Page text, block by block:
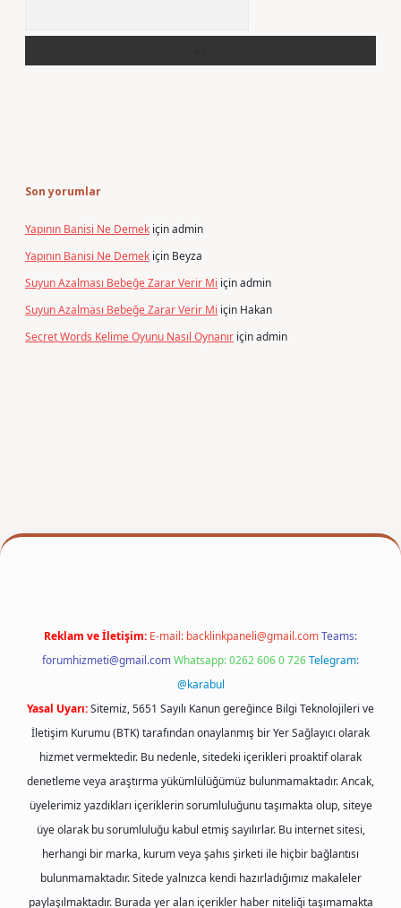
Son yorumlar
Yapının Banisi Ne Demek içinadmin
Yapının Banisi Ne Demek için Beyza
Suyun Azalması Bebeğe Zarar Verir Mi içinadmin
Suyun Azalması Bebeğe Zarar Verir Mi için Hakan
Secret Words Kelime Oyunu Nasıl Oynanır içinadmin
Reklam ve İletişim: E-mail: backlinkpaneli@gmail.comTeams:
forumhizmeti@gmail.comWhatsapp: 0262 606 0 726Telegram:
@karabul
Yasal Uyarı:Sitemiz, 5651 Sayılı Kanun gereğince Bilgi Teknolojileri ve
İletişim Kurumu (BTK) tarafından onaylanmış bir Yer Sağlayıcı olarak
hizmet vermektedir. Bu nedenle, sitedeki içerikleri proaktif olarak
denetleme veya araştırma yükümlülüğümüz bulunmamaktadır. Ancak,
üyelerimiz yazdıkları içeriklerin sorumluluğunu taşımakta olup, siteye
üye olarak bu sorumluluğu kabul etmiş sayılırlar. Bu internet sitesi,
herhangi bir marka, kurum veya şahıs şirketi ile hiçbir bağlantısı
bulunmamaktadır. Sitede yalnızca kendi hazırladığımız makaleler
paylaşılmaktadır. Burada yer alan içerikler haber niteliği taşımamakta